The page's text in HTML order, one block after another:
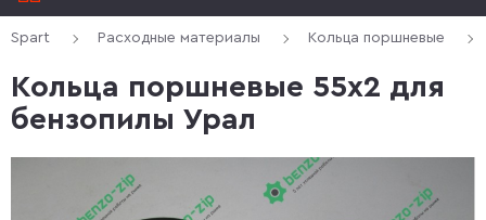
Spart Расходные материалы Кольца поршневые
Кольца поршневые 55x2 для
бензопилы Урал